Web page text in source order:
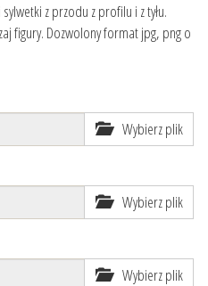
z przodu z profilu i z tyłu.
figury. Dozwolony format jpg, png o
Wybierz plik
Wybierz plik
Wybierz plik